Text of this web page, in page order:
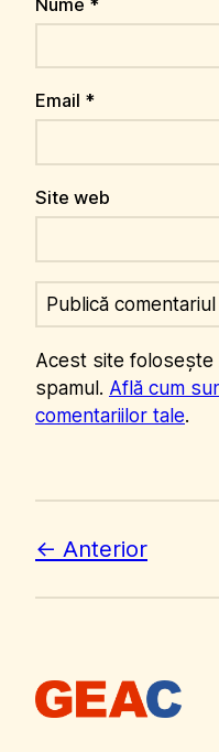
Email *
Site web
Acest site
spamul. Află cum
comentariilor tale.
Anterior